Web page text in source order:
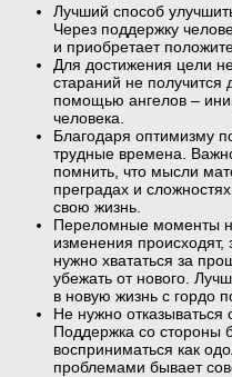
Лучший способ
Через поддержку
и приобретает
Для достижения цели
стараний не получится
помощью ангелов –
человека.
Благодаря оптимизму
трудные времена.
помнить, что мысли
преградах и
свою жизнь.
Переломные моменты
изменения происходят,
нужно хвататься за
убежать от нового.
в новую жизнь с гордо
Не нужно
Поддержка со стороны
восприниматься как
проблемами бывает